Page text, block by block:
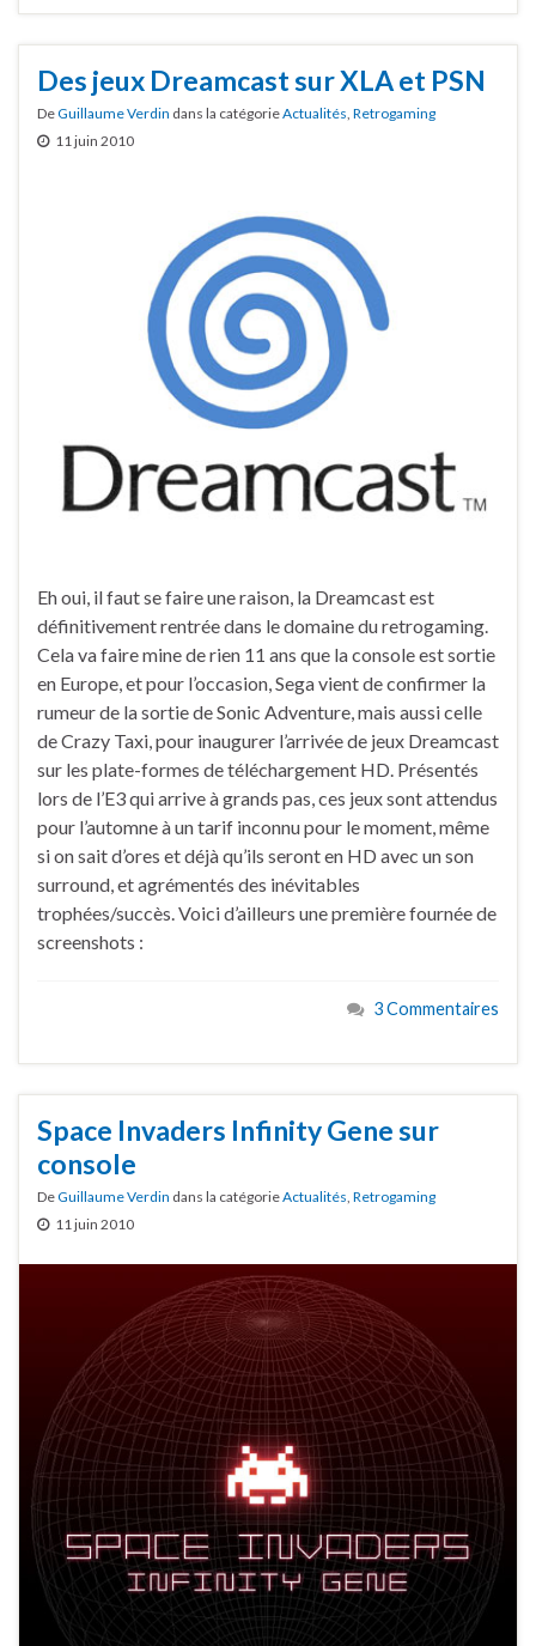
Des jeux Dreamcast sur XLA et PSN
DeGuillaume Verdin dans la catégorieActualités Retrogaming
11 juin 2010
Eh oui, il faut se faire une raison, la Dreamcast est
définitivement rentrée dans le domaine du retrogaming.
Cela va faire mine de rien 11 ans que la console est sortie
en Europe, et pour l’occasion, Sega vient de confirmer la
rumeur de la sortie de Sonic Adventure, mais aussi celle
de Crazy Taxi, pour inaugurer l’arrivée de jeux Dreamcast
sur les plate-formes de téléchargement HD. Présentés
lors de l’E3 qui arrive à grands pas, ces jeux sont attendus
pour l’automne à un tarif inconnu pour le moment, même
si on sait d’ores et déjà qu’ils seront en HD avec un son
surround, et agrémentés des inévitables
trophées/succès. Voici d’ailleurs une première fournée de
screenshots :
3 Commentaires
Space Invaders Infinity Gene sur
console
DeGuillaume Verdin dans la catégorieActualités Retrogaming
11 juin 2010